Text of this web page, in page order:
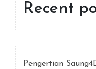
Recent
Pengertian